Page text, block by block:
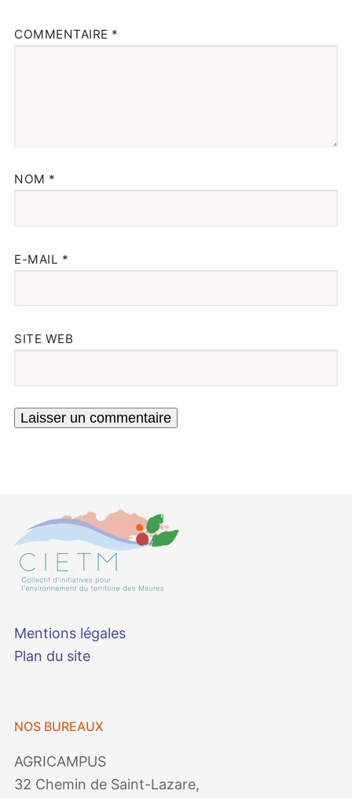
COMMENTAIRE *
NOM *
E-MAIL *
SITE WEB
Mentions légales
Plan du site
NOS BUREAUX
AGRICAMPUS
32 Chemin de Saint-Lazare,